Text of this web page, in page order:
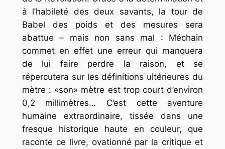
à l’habileté des deux savants, la tour de
Babel des poids et des mesures sera
abattue – mais non sans mal : Méchain
commet en effet une erreur qui manquera
de lui faire perdre la raison, et se
répercutera sur les définitions ultérieures du
mètre : «son» mètre est trop court d’environ
0,2 millimètres… C’est cette aventure
humaine extraordinaire, tissée dans une
fresque historique haute en couleur, que
raconte ce livre, ovationné par la critique et